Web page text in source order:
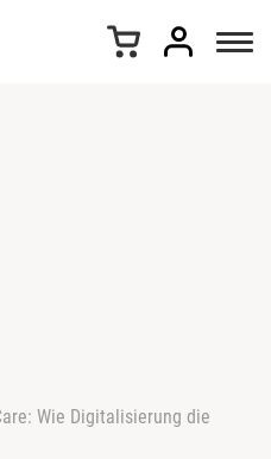
Wie Digitalisierung die